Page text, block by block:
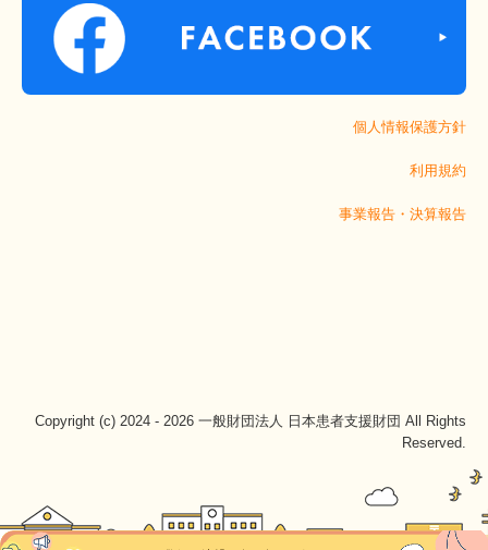
個人情報保護方針
利用規約
事業報告・決算報告
Copyright (c) 2024 - 2026 一般財団法人 日本患者支援財団 All Rights
Reserved.